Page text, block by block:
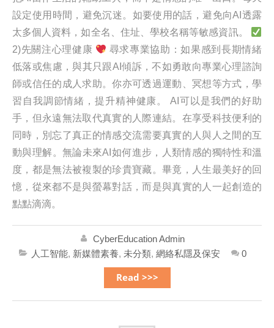
設定使用時間，避免沉迷。如要使用的話，避免向AI透露
太多個人資料，如全名、住址、學校名稱等敏感資訊。
2)先關注心理健康
尋求專業協助：如果感到長期情緒
低落或焦慮，與其只跟AI傾訴，不如勇敢向專業心理諮詢
師或信任的成人求助。你亦可透過運動、冥想等方式，學
習自我調節情緒，提升精神健康。 AI可以是我們的好助
手，但永遠無法取代真實的人際連結。在享受科技便利的
同時，別忘了真正的情感交流需要真實的人與人之間的互
動與理解。無論未來AI如何進步，人類情感的獨特性和溫
度，都是無法被複製的珍貴寶藏。畢竟，人生最美好的回
憶，從來都不是與螢幕對話，而是與真實的人一起創造的
點點滴滴。
CyberEducation Admin
人工智能, 新媒體素養, 未分類, 網絡私隱及保安 0
Read >>>